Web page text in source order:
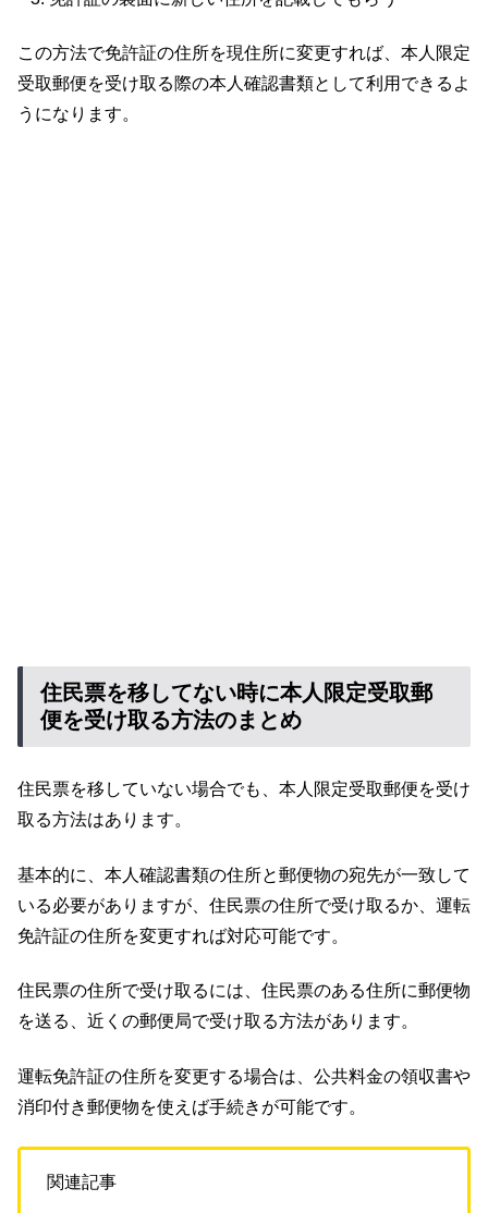
この方法で免許証の住所を現住所に変更すれば、本人限定
受取郵便を受け取る際の本人確認書類として利用できるよ
うになります。
住民票を移してない時に本人限定受取郵
便を受け取る方法のまとめ
住民票を移していない場合でも、本人限定受取郵便を受け
取る方法はあります。
基本的に、本人確認書類の住所と郵便物の宛先が一致して
いる必要がありますが、住民票の住所で受け取るか、運転
免許証の住所を変更すれば対応可能です。
住民票の住所で受け取るには、住民票のある住所に郵便物
を送る、近くの郵便局で受け取る方法があります。
運転免許証の住所を変更する場合は、公共料金の領収書や
消印付き郵便物を使えば手続きが可能です。
関連記事